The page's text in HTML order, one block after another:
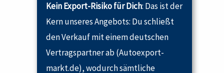
Kein Export-Risiko für Dich: Das ist der
Kern unseres Angebots: Du schließt
den Verkauf mit einem deutschen
Vertragspartner ab (Autoexport-
markt.de), wodurch sämtliche